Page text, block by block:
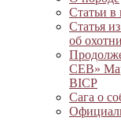
Статьи в
Статья
об
CEB»
BICP
Сага о